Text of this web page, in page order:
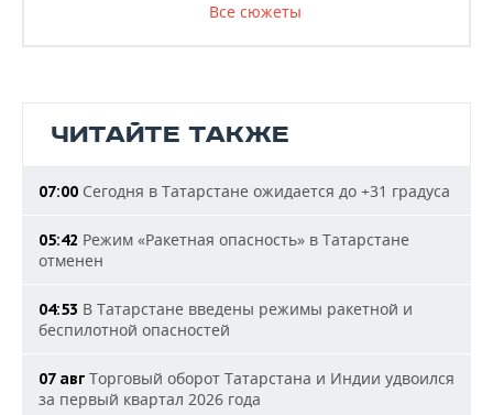
Все сюжеты
ЧИТАЙТЕ ТАКЖЕ
07:00 Сегодня в Татарстане ожидается до +31 градуса
05:42 Режим «Ракетная опасность» в Татарстане
отменен
04:53 В Татарстане введены режимы ракетной и
беспилотной опасностей
07 авг Торговый оборот Татарстана и Индии удвоился
за первый квартал 2026 года